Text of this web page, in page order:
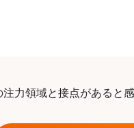
力領域と接点があると